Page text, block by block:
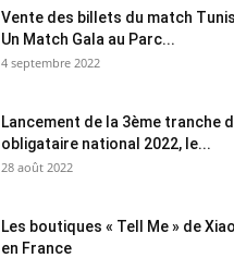
Vente des billets du match
Un Match Gala au Parc...
4 septembre 2022
Lancement de la 3ème tranche
obligataire national 2022, le...
28 août 2022
Les boutiques « Tell Me » de
en France